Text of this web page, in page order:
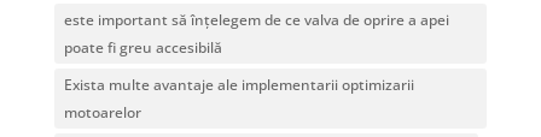
este important să înțelegem de ce valva de oprire a apei
poate fi greu accesibilă
Exista multe avantaje ale implementarii optimizarii
motoarelor